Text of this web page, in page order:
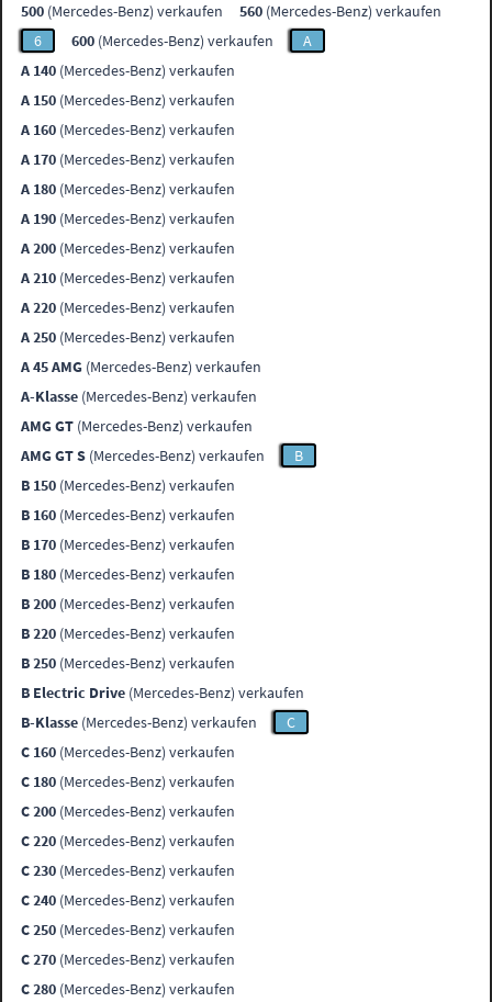
500 (Mercedes-Benz) verkaufen 560 (Mercedes-Benz) verkaufen
6
600 (Mercedes-Benz) verkaufen
A
A 140 (Mercedes-Benz) verkaufen
A 150 (Mercedes-Benz) verkaufen
A 160 (Mercedes-Benz) verkaufen
A 170 (Mercedes-Benz) verkaufen
A 180 (Mercedes-Benz) verkaufen
A 190 (Mercedes-Benz) verkaufen
A 200 (Mercedes-Benz) verkaufen
A 210 (Mercedes-Benz) verkaufen
A 220 (Mercedes-Benz) verkaufen
A 250 (Mercedes-Benz) verkaufen
A 45 AMG (Mercedes-Benz) verkaufen
A-Klasse (Mercedes-Benz) verkaufen
AMG GT (Mercedes-Benz) verkaufen
AMG GT S (Mercedes-Benz) verkaufen
B
B 150 (Mercedes-Benz) verkaufen
B 160 (Mercedes-Benz) verkaufen
B 170 (Mercedes-Benz) verkaufen
B 180 (Mercedes-Benz) verkaufen
B 200 (Mercedes-Benz) verkaufen
B 220 (Mercedes-Benz) verkaufen
B 250 (Mercedes-Benz) verkaufen
B Electric Drive (Mercedes-Benz) verkaufen
B-Klasse (Mercedes-Benz) verkaufen
C
C 160 (Mercedes-Benz) verkaufen
C 180 (Mercedes-Benz) verkaufen
C 200 (Mercedes-Benz) verkaufen
C 220 (Mercedes-Benz) verkaufen
C 230 (Mercedes-Benz) verkaufen
C 240 (Mercedes-Benz) verkaufen
C 250 (Mercedes-Benz) verkaufen
C 270 (Mercedes-Benz) verkaufen
C 280 (Mercedes-Benz) verkaufen